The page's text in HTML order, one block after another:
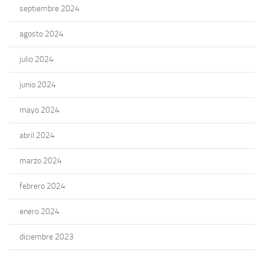
septiembre 2024
agosto 2024
julio 2024
junio 2024
mayo 2024
abril 2024
marzo 2024
febrero 2024
enero 2024
diciembre 2023